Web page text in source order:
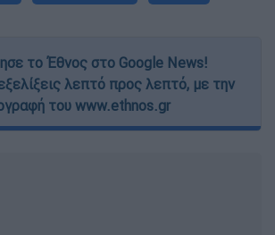
το Έθνος στο Google News!
λεπτό προς λεπτό, με την
του www.ethnos.gr